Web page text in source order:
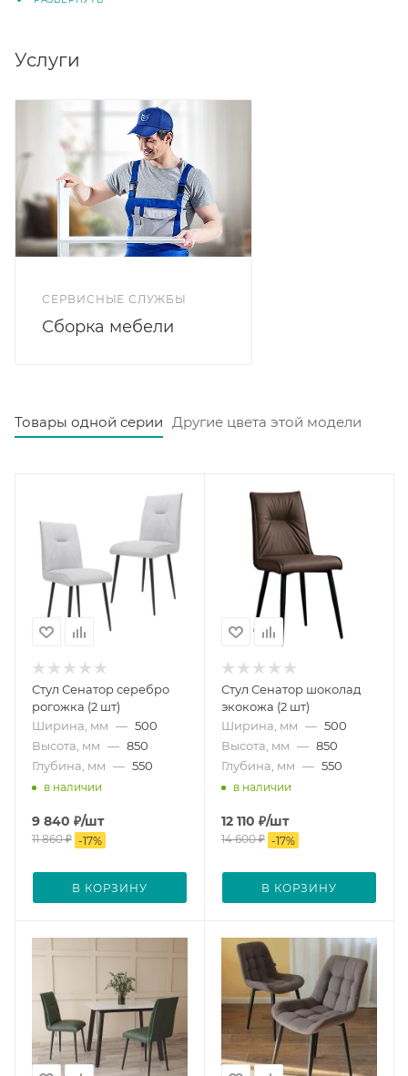
обивки: экокожа серая.
Цена за комплект 2 шт.
Услуги
СЕРВИСНЫЕ СЛУЖБЫ
Сборка мебели
Товары одной серии Другие цвета этой модели
Стул Сенатор серебро
рогожка (2 шт)
Ширина, мм — 500
Высота, мм — 850
Глубина, мм — 550
в наличии
9 840 ₽/шт
11 860₽ -17%
В КОРЗИНУ
Стул Сенатор шоколад
экокожа (2 шт)
Ширина, мм — 500
Высота, мм — 850
Глубина, мм — 550
в наличии
12 110 ₽/шт
14 600₽ -17%
В КОРЗИНУ